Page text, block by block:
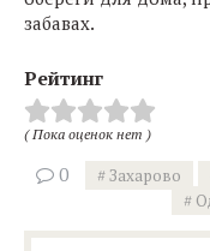
забавах.
Рейтинг
( Пока оценок нет )
0 Захарово